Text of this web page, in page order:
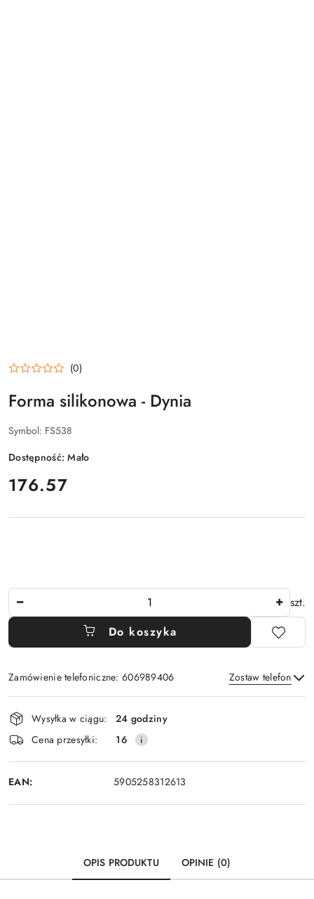
(0)
Forma silikonowa - Dynia
Symbol: FS538
Dostępność:Mało
cena:
176.57
szt.
Do koszyka
Zamówienie telefoniczne: 606989406 Zostaw telefon
Wyślij
Dostępność
i
dostawa
Wysyłka w ciągu:
24 godziny
Cena przesyłki:
16
EAN: 5905258312613
OPIS PRODUKTU OPINIE (0)